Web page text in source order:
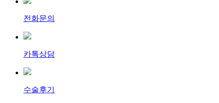
전화문의
카톡상담
수술후기